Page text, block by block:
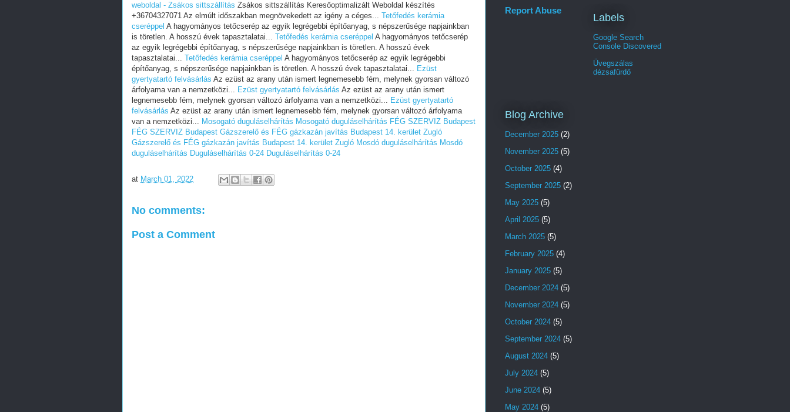
weboldal - Zsákos sittszállítás Zsákos sittszállítás Keresőoptimalizált Weboldal készítés
+36704327071 Az elmúlt időszakban megnövekedett az igény a céges... Tetőfedés kerámia
cseréppel A hagyományos tetőcserép az egyik legrégebbi építőanyag, s népszerűsége napjainkban
is töretlen. A hosszú évek tapasztalatai... Tetőfedés kerámia cseréppel A hagyományos tetőcserép
az egyik legrégebbi építőanyag, s népszerűsége napjainkban is töretlen. A hosszú évek
tapasztalatai... Tetőfedés kerámia cseréppel A hagyományos tetőcserép az egyik legrégebbi
építőanyag, s népszerűsége napjainkban is töretlen. A hosszú évek tapasztalatai... Ezüst
gyertyatartó felvásárlás Az ezüst az arany után ismert legnemesebb fém, melynek gyorsan változó
árfolyama van a nemzetközi... Ezüst gyertyatartó felvásárlás Az ezüst az arany után ismert
legnemesebb fém, melynek gyorsan változó árfolyama van a nemzetközi... Ezüst gyertyatartó
felvásárlás Az ezüst az arany után ismert legnemesebb fém, melynek gyorsan változó árfolyama
van a nemzetközi... Mosogató duguláselhárítás Mosogató duguláselhárítás FÉG SZERVIZ Budapest
FÉG SZERVIZ Budapest Gázszerelő és FÉG gázkazán javítás Budapest 14. kerület Zugló
Gázszerelő és FÉG gázkazán javítás Budapest 14. kerület Zugló Mosdó duguláselhárítás Mosdó
duguláselhárítás Duguláselhárítás 0-24 Duguláselhárítás 0-24
at March 01, 2022
No comments:
Post a Comment
Report Abuse
Labels
Google Search
Console Discovered
Üvegszálas
dézsafürdő
Blog Archive
December 2025 (2)
November 2025 (5)
October 2025 (4)
September 2025 (2)
May 2025 (5)
April 2025 (5)
March 2025 (5)
February 2025 (4)
January 2025 (5)
December 2024 (5)
November 2024 (5)
October 2024 (5)
September 2024 (5)
August 2024 (5)
July 2024 (5)
June 2024 (5)
May 2024 (5)